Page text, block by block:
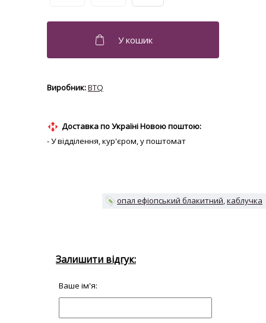
BTQ
Доставка по Україні Новою поштою:
- У відділення, кур'єром, у поштомат
опал ефіопський блакитний каблучка